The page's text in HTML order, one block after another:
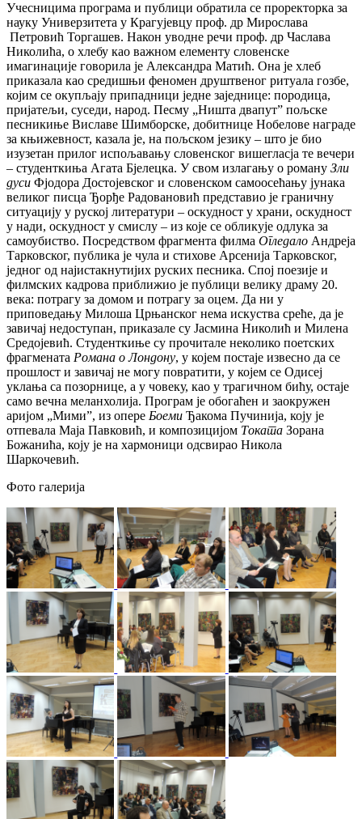
Учесницима програма и публици обратила се проректорка за
науку Универзитета у Крагујевцу проф. др Мирослава
Петровић Торгашев. Након уводне речи проф. др Часлава
Николића, о хлебу као важном елементу словенске
имагинације говорила је Александра Матић. Она је хлеб
приказала као средишњи феномен друштвеног ритуала гозбе,
којим се окупљају припадници једне заједнице: породица,
пријатељи, суседи, народ. Песму „Ништа двапут” пољске
песникиње Виславе Шимборске, добитнице Нобелове награде
за књижевност, казала је, на пољском језику – што је био
изузетан прилог испољавању словенског вишегласја те вечери
– студенткиња Агата Бјелецка. У свом излагању о роману Зли
дуси Фјодора Достојевског и словенском самоосећању јунака
великог писца Ђорђе Радовановић представио је граничну
ситуацију у руској литератури – оскудност у храни, оскудност
у нади, оскудност у смислу – из које се обликује одлука за
самоубиство. Посредством фрагмента филма Огледало Андреја
Тарковског, публика је чула и стихове Арсенија Тарковског,
једног од најистакнутијих руских песника. Спој поезије и
филмских кадрова приближио је публици велику драму 20.
века: потрагу за домом и потрагу за оцем. Да ни у
приповедању Милоша Црњанског нема искуства среће, да је
завичај недоступан, приказале су Јасмина Николић и Милена
Средојевић. Студенткиње су прочитале неколико поетских
фрагмената Романа о Лондону, у којем постаје извесно да се
прошлост и завичај не могу повратити, у којем се Одисеј
уклања са позорнице, а у човеку, као у трагичном бићу, остаје
само вечна меланхолија. Програм је обогаћен и заокружен
аријом „Мими”, из опере Боеми Ђакома Пучинија, коју је
отпевала Маја Павковић, и композицијом Токата Зорана
Божанића, коју је на хармоници одсвирао Никола
Шаркочевић.
Фото галерија